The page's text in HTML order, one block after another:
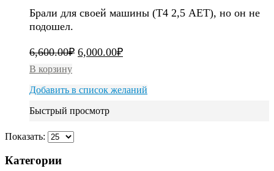
Брали для своей машины (Т4 2,5 АЕТ), но он не
подошел.
6,600.00₽ 6,000.00₽
В корзину
Добавить в список желаний
Быстрый просмотр
Показать:
Категории